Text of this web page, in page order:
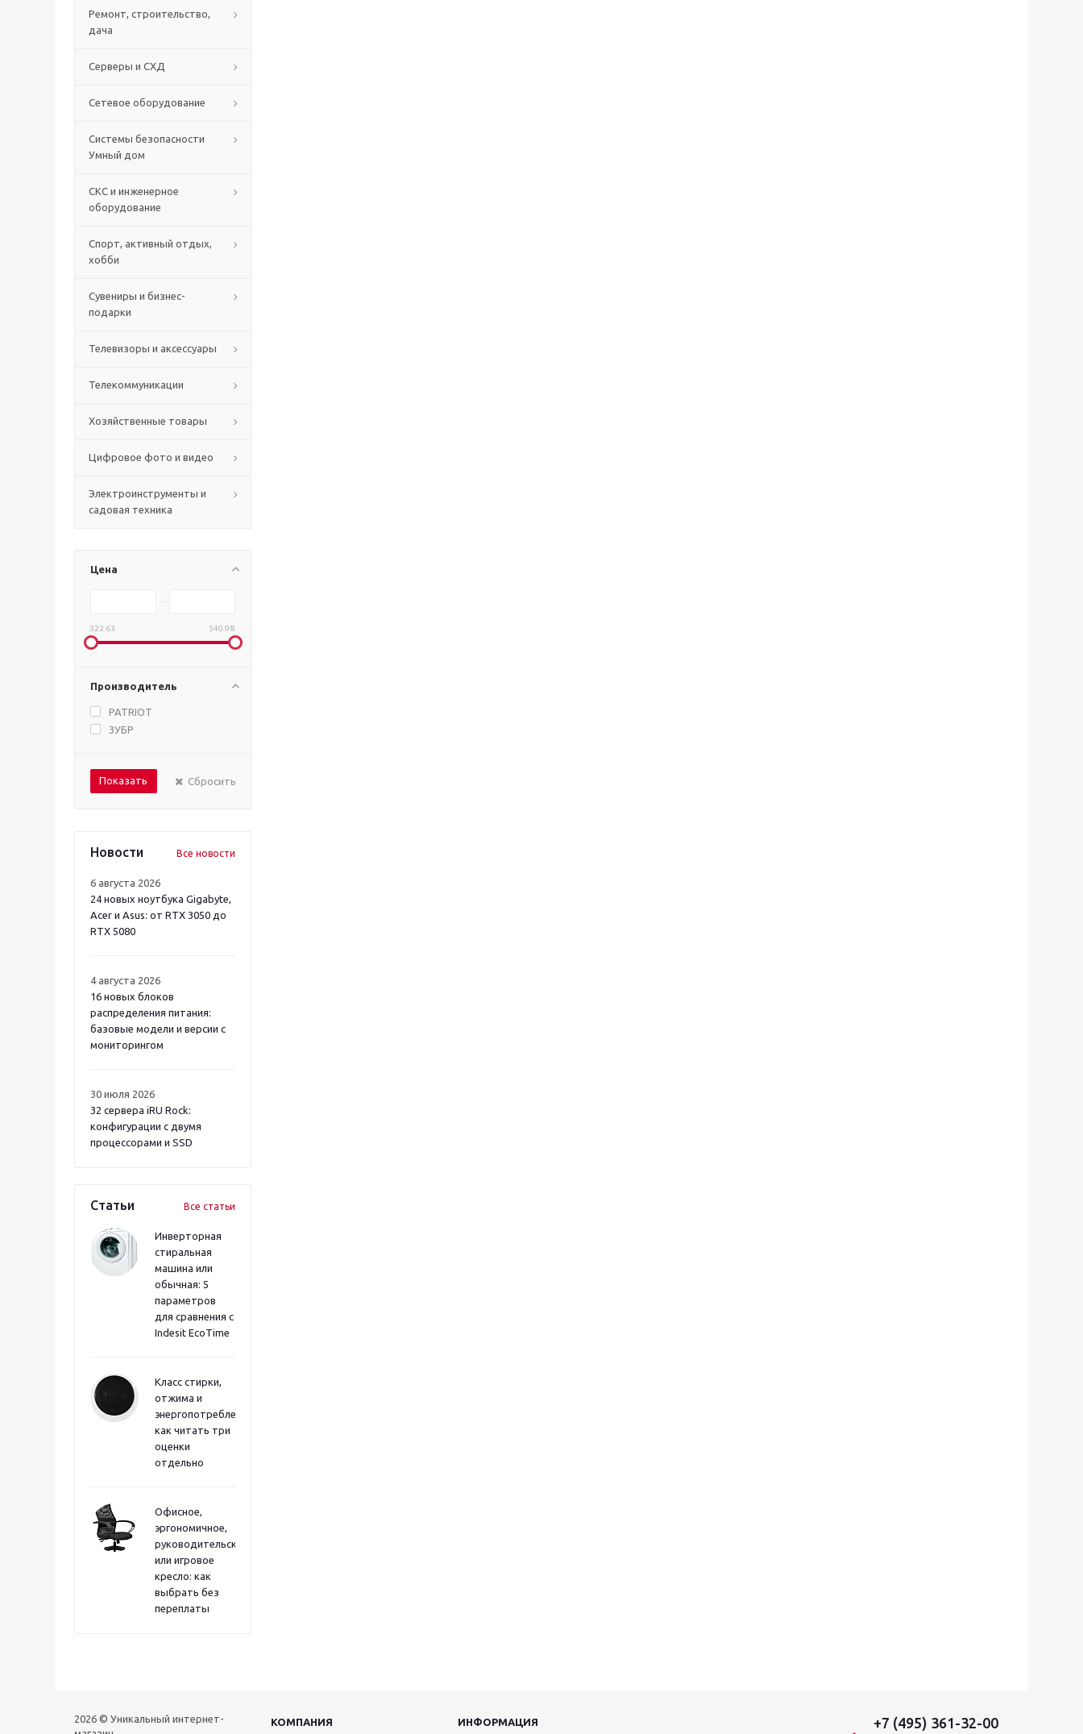
Ремонт, строительство,
дача
Серверы и СХД
Сетевое оборудование
Системы безопасности
Умный дом
СКС и инженерное
оборудование
Спорт, активный отдых,
хобби
Сувениры и бизнес-
подарки
Телевизоры и аксессуары
Телекоммуникации
Хозяйственные товары
Цифровое фото и видео
Электроинструменты и
садовая техника
Цена
322.63 540.98
Производитель
PATRIOT
ЗУБР
Сбросить
Новости Все новости
6 августа 2026
24 новых ноутбука Gigabyte,
Acer и Asus: от RTX 3050 до
RTX 5080
4 августа 2026
16 новых блоков
распределения питания:
базовые модели и версии с
мониторингом
30 июля 2026
32 сервера iRU Rock:
конфигурации с двумя
процессорами и SSD
Статьи Все статьи
Инверторная
стиральная
машина или
обычная: 5
параметров
для сравнения с
Indesit EcoTime
Класс стирки,
отжима и
энергопотребления:
как читать три
оценки
отдельно
Офисное,
эргономичное,
руководительское
или игровое
кресло: как
выбрать без
переплаты
2026 © Уникальный интернет-
КОМПАНИЯ ИНФОРМАЦИЯ +7 (495) 361-32-00